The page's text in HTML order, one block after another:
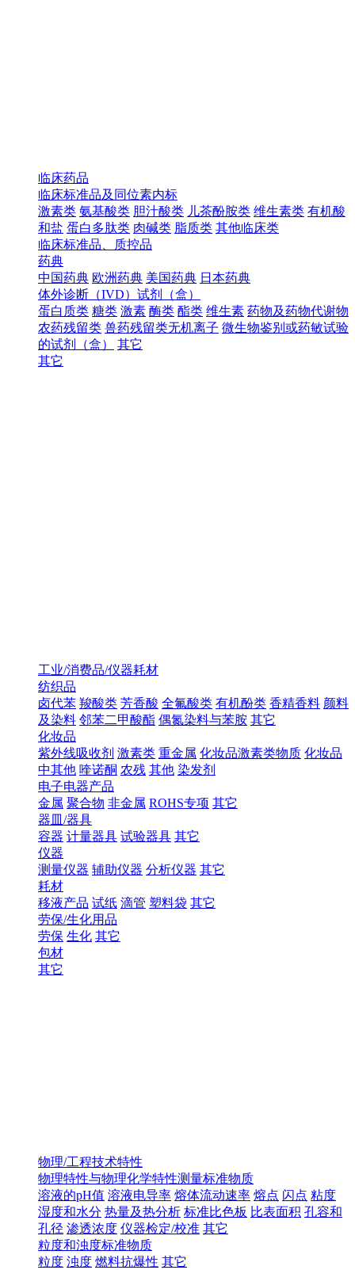
临床药品
临床标准品及同位素内标
激素类 氨基酸类 胆汁酸类 儿茶酚胺类 维生素类 有机酸
和盐 蛋白多肽类 肉碱类 脂质类 其他临床类
临床标准品、质控品
药典
中国药典 欧洲药典 美国药典 日本药典
体外诊断（IVD）试剂（盒）
蛋白质类 糖类 激素 酶类 酯类 维生素 药物及药物代谢物
农药残留类 兽药残留类无机离子 微生物鉴别或药敏试验
的试剂（盒）
其它
其它
工业/消费品/仪器耗材
纺织品
卤代苯 羧酸类 芳香酸 全氟酸类 有机酚类 香精香料 颜料
及染料 邻苯二甲酸酯 偶氮染料与苯胺 其它
化妆品
紫外线吸收剂 激素类 重金属 化妆品激素类物质 化妆品
中其他 喹诺酮 农残 其他 染发剂
电子电器产品
金属 聚合物 非金属 ROHS专项 其它
器皿/器具
容器 计量器具 试验器具 其它
仪器
测量仪器 辅助仪器 分析仪器 其它
耗材
移液产品 试纸 滴管 塑料袋 其它
劳保/生化用品
劳保 生化 其它
包材
其它
物理/工程技术特性
物理特性与物理化学特性测量标准物质
溶液的pH值 溶液电导率 熔体流动速率 熔点 闪点 粘度
湿度和水分 热量及热分析 标准比色板 比表面积 孔容和
孔径 渗透浓度 仪器检定/校准 其它
粒度和浊度标准物质
粒度 浊度 燃料抗爆性 其它